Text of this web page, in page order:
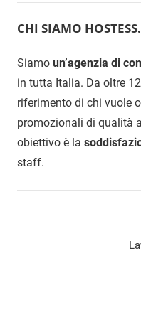
CHI SIAMO
Siamo un’agenzia di
in tutta Italia. Da oltre
riferimento di chi vuole
promozionali di qualità
obiettivo è la
staff.